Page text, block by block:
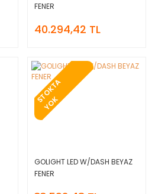
FENER
40.294,42 TL
S
T
O
K
T
A
Y
O
K
GOLIGHT LED W/DASH BEYAZ
FENER